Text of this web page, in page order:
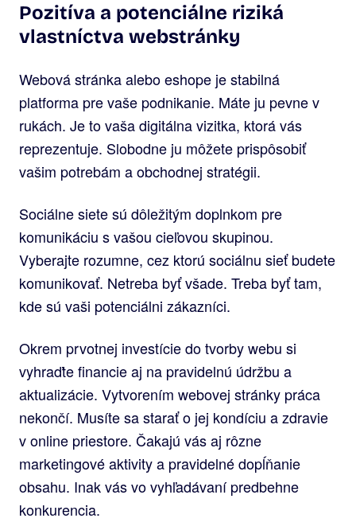
Pozitíva a potenciálne riziká
vlastníctva webstránky
Webová stránka alebo eshope je stabilná
platforma pre vaše podnikanie. Máte ju pevne v
rukách. Je to vaša digitálna vizitka, ktorá vás
reprezentuje. Slobodne ju môžete prispôsobiť
vašim potrebám a obchodnej stratégii.
Sociálne siete sú dôležitým doplnkom pre
komunikáciu s vašou cieľovou skupinou.
Vyberajte rozumne, cez ktorú sociálnu sieť budete
komunikovať. Netreba byť všade. Treba byť tam,
kde sú vaši potenciálni zákazníci.
Okrem prvotnej investície do tvorby webu si
vyhraďte financie aj na pravidelnú údržbu a
aktualizácie. Vytvorením webovej stránky práca
nekončí. Musíte sa starať o jej kondíciu a zdravie
v online priestore. Čakajú vás aj rôzne
marketingové aktivity a pravidelné dopĺňanie
obsahu. Inak vás vo vyhľadávaní predbehne
konkurencia.